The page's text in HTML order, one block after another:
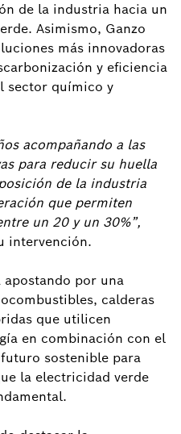
de la industria hacia un
Asimismo, Ganzo
más innovadoras
y eficiencia
sector químico y
acompañando a las
para reducir su huella
de la industria
que permiten
un 20 y un 30%”,
intervención.
por una
calderas
que utilicen
en combinación con el
sostenible para
la electricidad verde